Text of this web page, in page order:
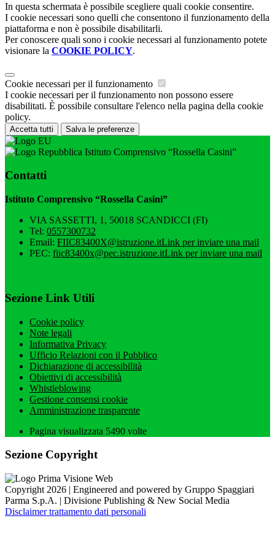
In questa schermata è possibile scegliere quali cookie consentire.
I cookie necessari sono quelli che consentono il funzionamento della
piattaforma e non è possibile disabilitarli.
Per conoscere quali sono i cookie necessari al funzionamento potete
visionare la COOKIE POLICY.
Cookie necessari per il funzionamento
I cookie necessari per il funzionamento non possono essere
disabilitati. È possibile consultare l'elenco nella pagina della cookie
policy.
Accetta tutti Salva le preferenze
Istituto Comprensivo “Rossella Casini”
Contatti
Istituto Comprensivo “Rossella Casini”
VIA SASSETTI, 1, 50018 SCANDICCI (FI)
Tel: 0557300732
Email: FIIC83400X@istruzione.itLink per inviare una mail
PEC: fiic83400x@pec.istruzione.itLink per inviare una mail
Sezione Link Utili
Cookie policy
Note legali
Informativa Privacy
Ufficio Relazioni con il Pubblico
Dichiarazione di accessibilità
Obiettivi di accessibilità
Whistleblowing
Gestione consensi cookie
Amministrazione trasparente
Pagina visualizzata 5490 volte
Sezione Copyright
Copyright 2026 | Engineered and powered by Gruppo Spaggiari
Parma S.p.A. | Divisione Publishing & New Social Media
Disclaimer trattamento dati personali